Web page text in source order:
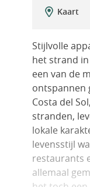
Kaart
Stijlvolle
het strand in
een van de
ontspannen
Costa del
stranden,
lokale
levensstijl
restaurants
allemaal